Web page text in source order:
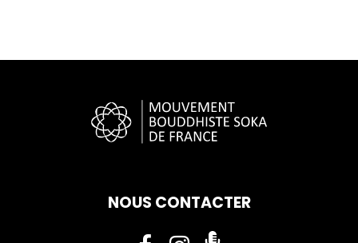
NOUS CONTACTER